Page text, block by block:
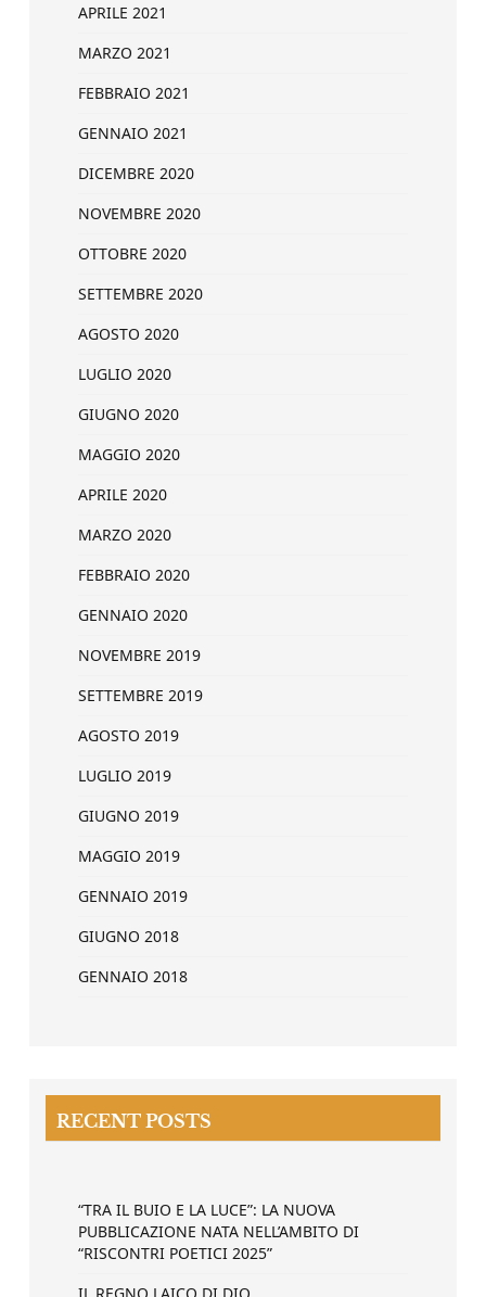
APRILE 2021
MARZO 2021
FEBBRAIO 2021
GENNAIO 2021
DICEMBRE 2020
NOVEMBRE 2020
OTTOBRE 2020
SETTEMBRE 2020
AGOSTO 2020
LUGLIO 2020
GIUGNO 2020
MAGGIO 2020
APRILE 2020
MARZO 2020
FEBBRAIO 2020
GENNAIO 2020
NOVEMBRE 2019
SETTEMBRE 2019
AGOSTO 2019
LUGLIO 2019
GIUGNO 2019
MAGGIO 2019
GENNAIO 2019
GIUGNO 2018
GENNAIO 2018
RECENT POSTS
“TRA IL BUIO E LA LUCE”: LA NUOVA
PUBBLICAZIONE NATA NELL’AMBITO DI
“RISCONTRI POETICI 2025”